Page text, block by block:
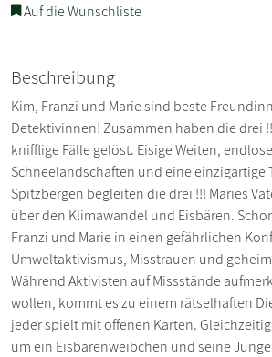
Auf die Wunschliste
Beschreibung
Kim, Franzi und Marie sind beste
Detektivinnen! Zusammen haben die drei
knifflige Fälle gelöst. Eisige Weiten, endlose
Schneelandschaften und eine einzigartige
Spitzbergen begleiten die drei !!! Maries
über den Klimawandel und Eisbären.
Franzi und Marie in einen gefährlichen
Umweltaktivismus, Misstrauen und
Während Aktivisten auf Missstände
wollen, kommt es zu einem rätselhaften
jeder spielt mit offenen Karten.
um ein Eisbärenweibchen und seine